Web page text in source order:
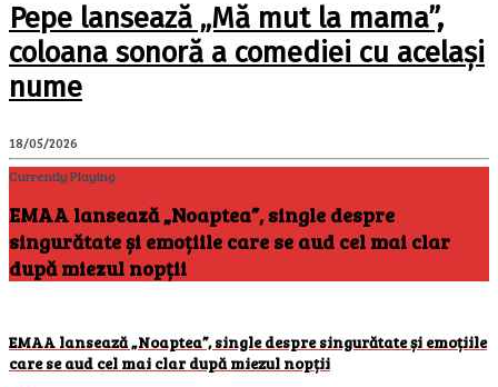
Pepe lansează „Mă mut la mama”,
coloana sonoră a comediei cu același
nume
18/05/2026
Currently Playing
EMAA lansează „Noaptea”, single despre
singurătate și emoțiile care se aud cel mai clar
după miezul nopții
EMAA lansează „Noaptea”, single despre singurătate și emoțiile
care se aud cel mai clar după miezul nopții